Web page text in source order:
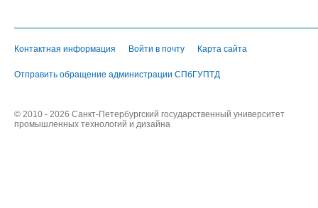
Контактная информация Войти в почту Карта сайта
Отправить обращение администрации СПбГУПТД
© 2010 - 2026 Санкт-Петербургский государственный университет
промышленных технологий и дизайна